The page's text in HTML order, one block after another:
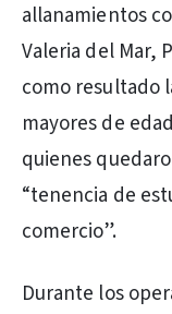
allanamientos
Valeria del Mar,
como resultado
mayores de
quienes
“tenencia de
comercio”.
Durante los